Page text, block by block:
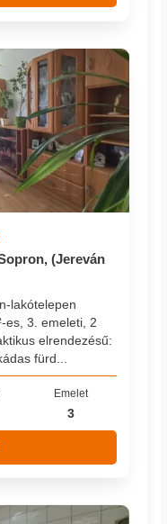
(Jereván
lakótelepen
es, 3. emeleti, 2
elrendezésű:
fürd...
Emelet
3